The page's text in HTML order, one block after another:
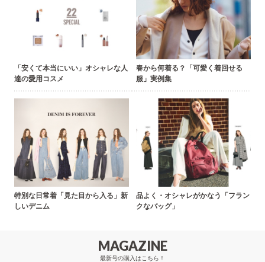
「安くて本当にいい」オシャレな人
達の愛用コスメ
春から何着る？「可愛く着回せる
服」実例集
特別な日常着「見た目から入る」新
しいデニム
品よく・オシャレがかなう「フラン
クなバッグ」
MAGAZINE
最新号の購入はこちら！